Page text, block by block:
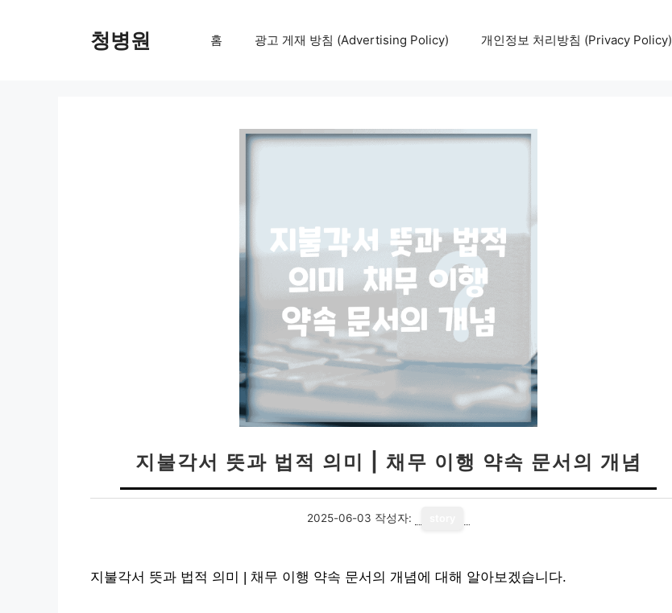
청병원 홈 광고 게재 방침 (Advertising Policy) 개인정보 처리방침 (Privacy Policy)
지불각서 뜻과 법적 의미 | 채무 이행 약속 문서의 개념
2025-06-03 작성자:
지불각서 뜻과 법적 의미 | 채무 이행 약속 문서의 개념에 대해 알아보겠습니다.